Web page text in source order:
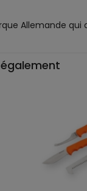
Allemande